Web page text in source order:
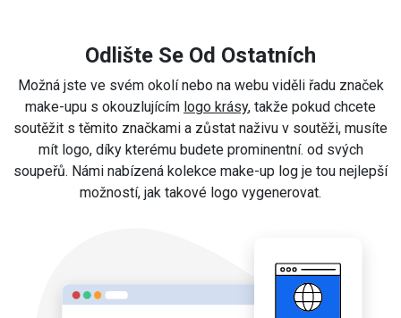
Odlište Se Od Ostatních
Možná jste ve svém okolí nebo na webu viděli řadu značek
make-upu s okouzlujícím logo krásy, takže pokud chcete
soutěžit s těmito značkami a zůstat naživu v soutěži, musíte
mít logo, díky kterému budete prominentní. od svých
soupeřů. Námi nabízená kolekce make-up log je tou nejlepší
možností, jak takové logo vygenerovat.